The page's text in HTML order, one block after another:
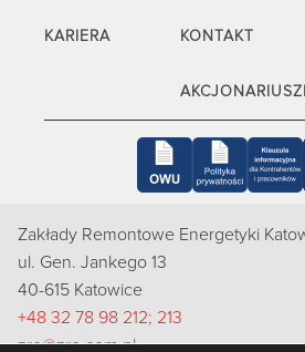
KARIERA KONTAKT
Zakłady Remontowe Energetyki
ul. Gen. Jankego 13
40-615 Katowice
+48 32 78 98 212; 213
zre@zre.com.pl